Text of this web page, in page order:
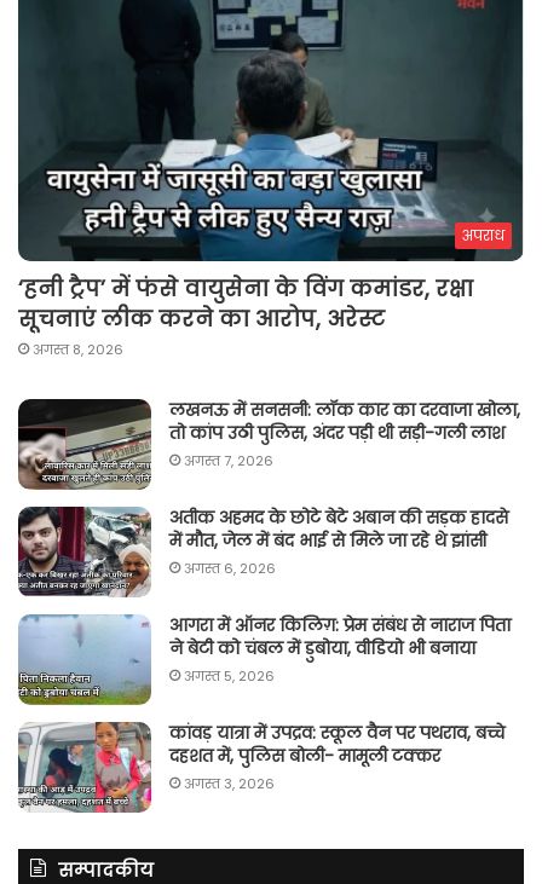
अपराध
‘हनी ट्रैप’ में फंसे वायुसेना के विंग कमांडर, रक्षा
सूचनाएं लीक करने का आरोप, अरेस्ट
अगस्त 8, 2026
लखनऊ में सनसनी: लॉक कार का दरवाजा खोला,
तो कांप उठी पुलिस, अंदर पड़ी थी सड़ी-गली लाश
अगस्त 7, 2026
अतीक अहमद के छोटे बेटे अबान की सड़क हादसे
में मौत, जेल में बंद भाई से मिले जा रहे थे झांसी
अगस्त 6, 2026
आगरा में ऑनर किलिग़: प्रेम संबंध से नाराज पिता
ने बेटी को चंबल में डुबोया, वीडियो भी बनाया
अगस्त 5, 2026
कांवड़ यात्रा में उपद्रव: स्कूल वैन पर पथराव, बच्चे
दहशत में, पुलिस बोली- मामूली टक्कर
अगस्त 3, 2026
सम्पादकीय